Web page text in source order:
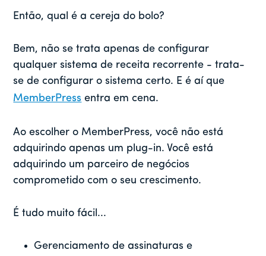
Então, qual é a cereja do bolo?
Bem, não se trata apenas de configurar
qualquer sistema de receita recorrente - trata-
se de configurar o sistema certo. E é aí que
MemberPress entra em cena.
Ao escolher o MemberPress, você não está
adquirindo apenas um plug-in. Você está
adquirindo um parceiro de negócios
comprometido com o seu crescimento.
É tudo muito fácil...
Gerenciamento de assinaturas e